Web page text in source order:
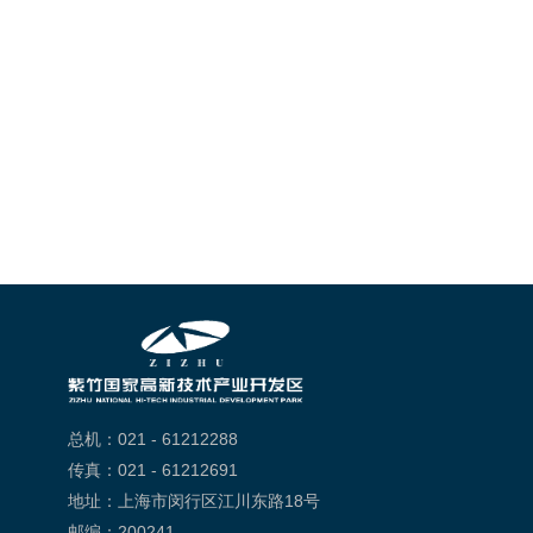
总机：021 - 61212288
传真：021 - 61212691
地址：上海市闵行区江川东路18号